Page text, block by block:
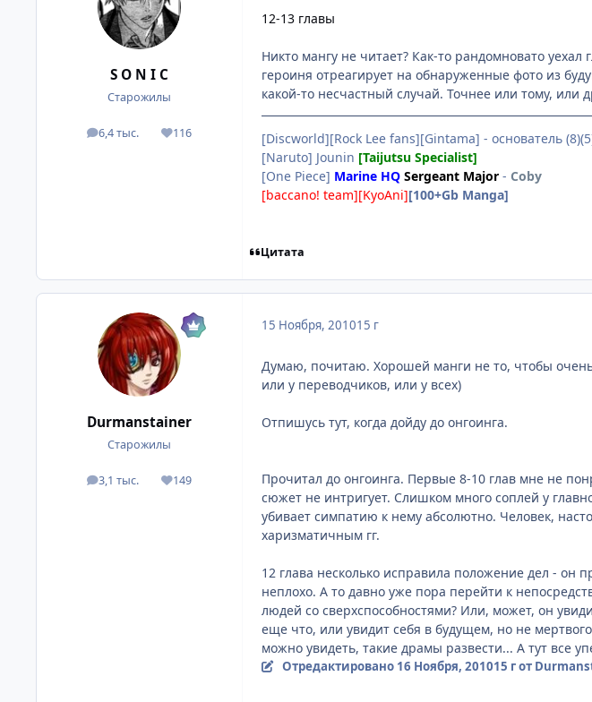
S O N I C
Старожилы
6,4 тыс.
посты 116
Репутация
12-13 главы
Никто мангу не читает? Как-то рандомновато
героиня отреагирует на обнаруженные фото из
какой-то несчастный случай. Точнее или тому, или
[Discworld][Rock Lee fans][Gintama] - основатель
[Naruto] Jounin [Taijutsu Specialist]
[One Piece] Marine HQ Sergeant Major - Coby
[baccano! team][KyoAni][100+Gb Manga]
Цитата
Durmanstainer
Старожилы
3,1 тыс.
посты 149
Репутация
15 Ноября, 201015 г
Думаю, почитаю. Хорошей манги не то, чтобы
или у переводчиков, или у всех)
Отпишусь тут, когда дойду до онгоинга.
Прочитал до онгоинга. Первые 8-10 глав мне не
сюжет не интригует. Слишком много соплей у
убивает симпатию к нему абсолютно. Человек,
харизматичным гг.
12 глава несколько исправила положение дел - он
неплохо. А то давно уже пора перейти к
людей со сверхспособностями? Или, может, он
еще что, или увидит себя в будущем, но не
можно увидеть, такие драмы развести... А тут все
Отредактировано 16 Ноября, 201015 гот